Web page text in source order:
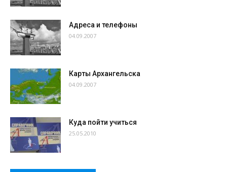
Адреса и телефоны
04.09.2007
Карты Архангельска
04.09.2007
Куда пойти учиться
25.05.2010